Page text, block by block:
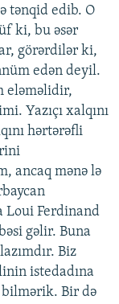
tənqid edib. O
ki, bu əsər
görərdilər ki,
edən deyil.
eləməlidir,
Yazıçı xalqını
hərtərəfli
ancaq mənə lə
Loui Ferdinand
gəlir. Buna
Biz
istedadına
bilmərik. Bir də